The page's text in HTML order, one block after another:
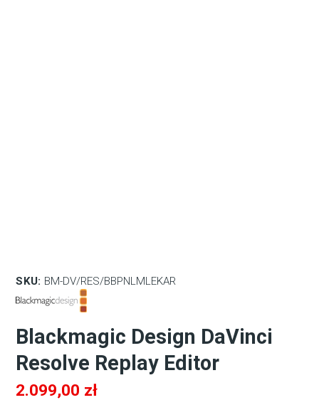
SKU: BM-DV/RES/BBPNLMLEKAR
Blackmagic Design DaVinci
Resolve Replay Editor
2.099,00 zł